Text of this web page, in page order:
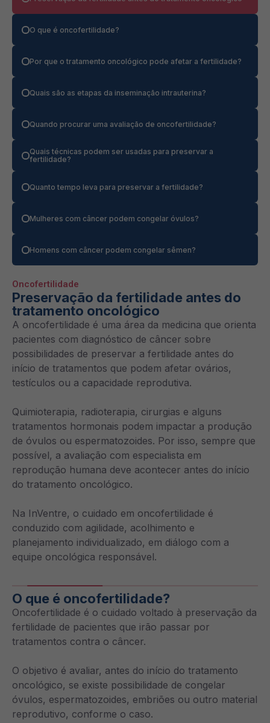
O que é oncofertilidade?
Por que o tratamento oncológico pode afetar a fertilidade?
Quais são as etapas da inseminação intrauterina?
Quando procurar uma avaliação de oncofertilidade?
Quais técnicas podem ser usadas para preservar a
fertilidade?
Quanto tempo leva para preservar a fertilidade?
Mulheres com câncer podem congelar óvulos?
Homens com câncer podem congelar sêmen?
Oncofertilidade
Preservação da fertilidade antes do
tratamento oncológico
A oncofertilidade é uma área da medicina que orienta
pacientes com diagnóstico de câncer sobre
possibilidades de preservar a fertilidade antes do
início de tratamentos que podem afetar ovários,
testículos ou a capacidade reprodutiva.
Quimioterapia, radioterapia, cirurgias e alguns
tratamentos hormonais podem impactar a produção
de óvulos ou espermatozoides. Por isso, sempre que
possível, a avaliação com especialista em
reprodução humana deve acontecer antes do início
do tratamento oncológico.
Na InVentre, o cuidado em oncofertilidade é
conduzido com agilidade, acolhimento e
planejamento individualizado, em diálogo com a
equipe oncológica responsável.
O que é oncofertilidade?
Oncofertilidade é o cuidado voltado à preservação da
fertilidade de pacientes que irão passar por
tratamentos contra o câncer.
O objetivo é avaliar, antes do início do tratamento
oncológico, se existe possibilidade de congelar
óvulos, espermatozoides, embriões ou outro material
reprodutivo, conforme o caso.